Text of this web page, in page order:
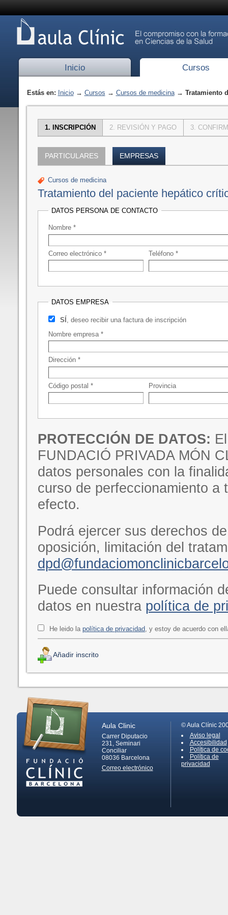
Inicio Cursos
Estás en: Inicio→ Cursos → Cursos de medicina→ Tratamiento
INSCRIPCIÓN REVISIÓN Y PAGO
PARTICULARES EMPRESAS
Cursos de medicina
Tratamiento del paciente hepático
DATOS PERSONA DE CONTACTO
Nombre *
Correo electrónico * Teléfono *
DATOS EMPRESA
SÍ , deseo recibir una factura de inscripción
Nombre empresa *
Dirección *
Código postal * Provincia
PROTECCIÓN DE DATOS:
FUNDACIÓ PRIVADA MÓN
datos personales con la
curso de perfeccionamiento a
efecto.
Podrá ejercer sus derechos
oposición, limitación del
Puede consultar información
datos en nuestra política de
He leido lapolítica de privacidad , y estoy de acuerdo con
Añadir inscrito
Aula Clinic
Carrer Diputacio
231, Seminari
Conciliar
08036 Barcelona
Correo electrónico
© Aula Clínic
Aviso legal
Accesibilidad
Política de
Política de
privacidad